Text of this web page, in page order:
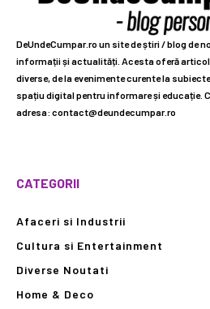
DeUndeCumpar.ro un site de știri / blog de
informații și actualități. Acesta oferă
diverse, de la evenimente curente la
spațiu digital pentru informare și educație.
adresa: contact@deundecumpar.ro
CATEGORII
Afaceri si Industrii
Cultura si Entertainment
Diverse Noutati
Home & Deco